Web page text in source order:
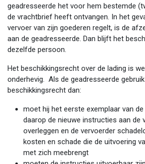
geadresseerde het voor hem bestemde
de vrachtbrief heeft ontvangen. In het
vervoer van zijn goederen regelt, is de
aan de geadresseerde. Dan blijft het
dezelfde persoon.
Het beschikkingsrecht over de lading is
onderhevig. Als de geadresseerde
beschikkingsrecht dan:
moet hij het eerste exemplaar van
daarop de nieuwe instructies aan de
overleggen en de vervoerder
kosten en schade die de uitvoering
met zich meebrengt